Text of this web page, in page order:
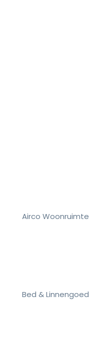
Airco Woonruimte
Bed & Linnengoed